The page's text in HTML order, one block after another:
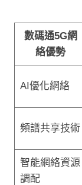
數碼通5G網
絡優勢
AI優化網絡
頻譜共享技術
智能網絡資源
調配